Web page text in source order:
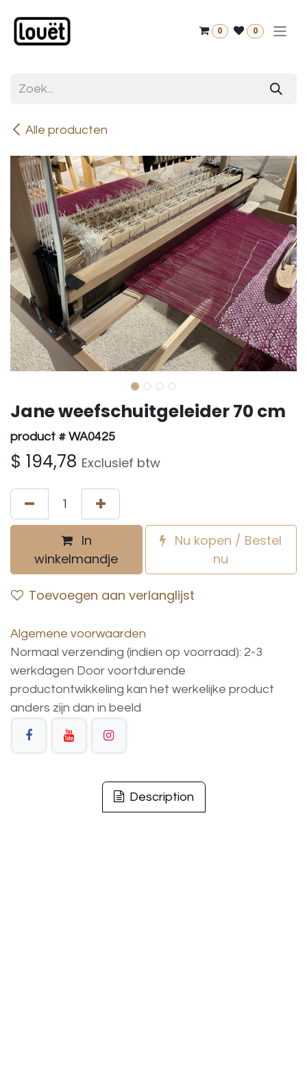
0 0
Alle producten
Jane weefschuitgeleider 70 cm
product # WA0425
$ 194,78 Exclusief btw
In
winkelmandje
Nu kopen / Bestel
nu
Toevoegen aan verlanglijst
Algemene voorwaarden
Normaal verzending (indien op voorraad): 2-3
werkdagen Door voortdurende
productontwikkeling kan het werkelijke product
anders zijn dan in beeld
Description